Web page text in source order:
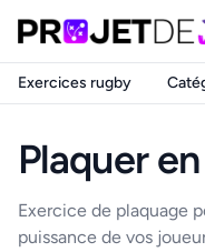
Exercices rugby
Plaquer
Exercice de plaquage
puissance de vos